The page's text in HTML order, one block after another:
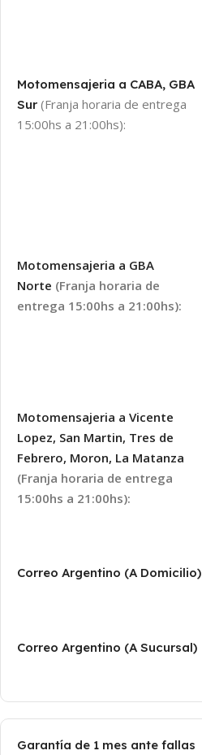
Motomensajeria a CABA, GBA
Sur (Franja horaria de entrega
15:00hs a 21:00hs):
Motomensajeria a GBA
Norte (Franja horaria de
entrega 15:00hs a 21:00hs):
Motomensajeria a Vicente
Lopez, San Martin, Tres de
Febrero, Moron, La Matanza
(Franja horaria de entrega
15:00hs a 21:00hs):
Correo Argentino (A Domicilio)
Correo Argentino (A Sucursal)
Garantía de 1 mes ante fallas